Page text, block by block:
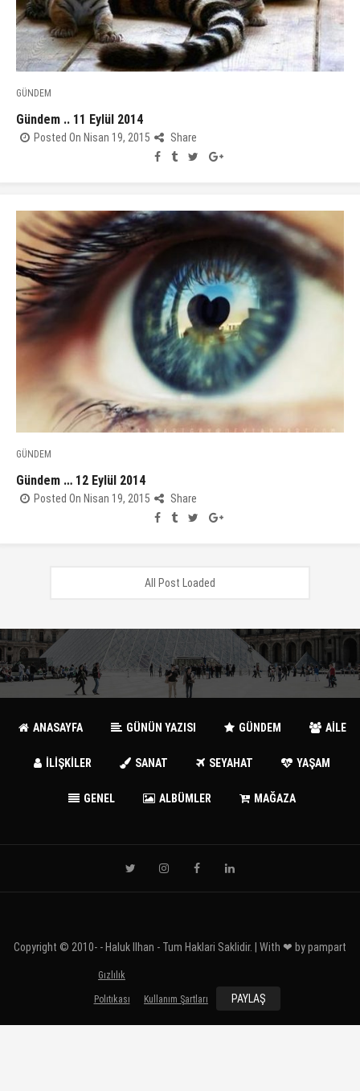
GÜNDEM
Gündem .. 11 Eylül 2014
Posted On Nisan 19, 2015 Share
GÜNDEM
Gündem … 12 Eylül 2014
Posted On Nisan 19, 2015 Share
All Post Loaded
ANASAYFA GÜNÜN YAZISI GÜNDEM AİLE
İLİŞKİLER SANAT SEYAHAT YAŞAM
GENEL ALBÜMLER MAĞAZA
Copyright © 2010- - Haluk Ilhan - Tum Haklari Saklidir. | With ❤ bypampart
Gızlılık
Polıtıkası Kullanım Şartları PAYLAŞ